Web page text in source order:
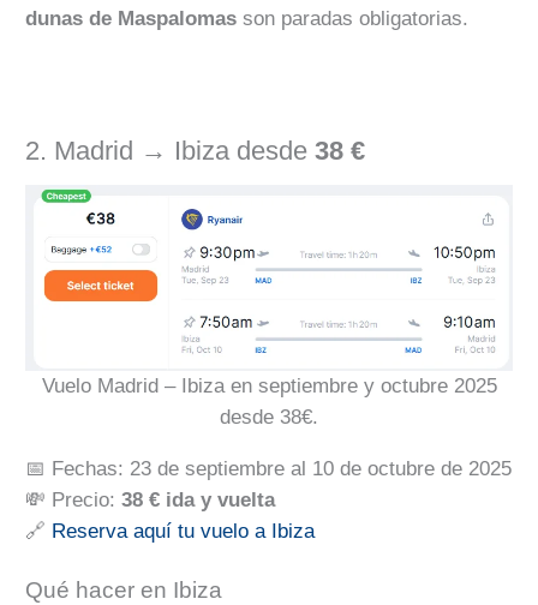
dunas de Maspalomas son paradas obligatorias.
2. Madrid → Ibiza desde 38 €
Vuelo Madrid – Ibiza en septiembre y octubre 2025
desde 38€.
📅 Fechas: 23 de septiembre al 10 de octubre de 2025
💸 Precio: 38 € ida y vuelta
🔗 Reserva aquí tu vuelo a Ibiza
Qué hacer en Ibiza